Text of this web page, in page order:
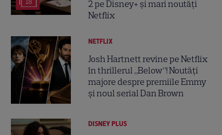
2 pe Disney+ și mari noutăți
Netflix
NETFLIX
Josh Hartnett revine pe Netflix
în thrillerul „Below”! Noutăți
majore despre premiile Emmy
și noul serial Dan Brown
DISNEY PLUS